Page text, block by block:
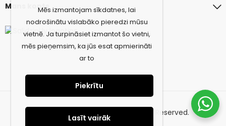
Mans konts
© 2026 amiconcept.eu. All Rights Reserved.
Mēs izmantojam sīkdatnes, lai
nodrošinātu vislabāko pieredzi mūsu
vietnē. Ja turpināsiet izmantot šo vietni,
mēs pieņemsim, ka jūs esat apmierināti
ar to
Piekrītu
Lasīt vairāk